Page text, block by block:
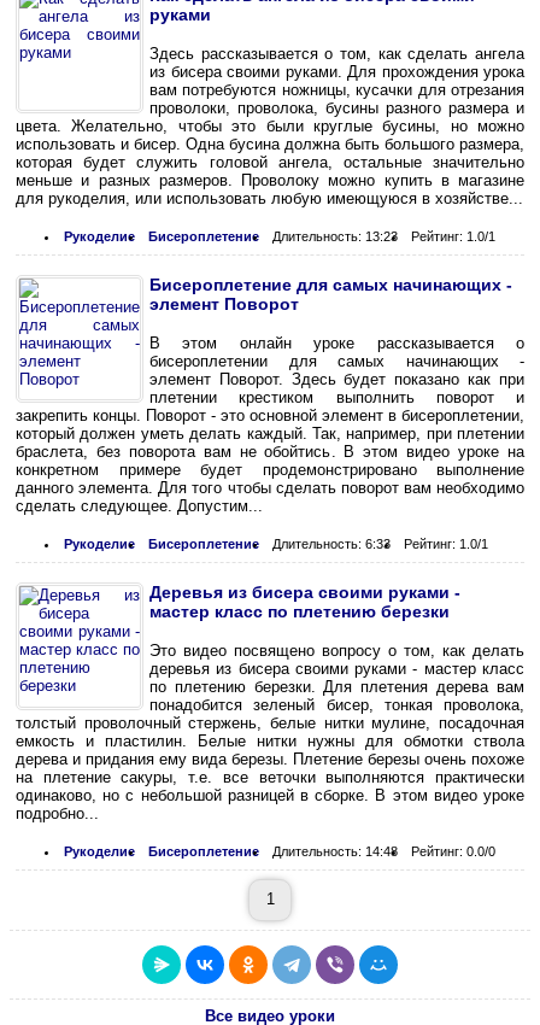
руками
Здесь рассказывается о том, как сделать ангела
из бисера своими руками. Для прохождения урока
вам потребуются ножницы, кусачки для отрезания
проволоки, проволока, бусины разного размера и
цвета. Желательно, чтобы это были круглые бусины, но можно
использовать и бисер. Одна бусина должна быть большого размера,
которая будет служить головой ангела, остальные значительно
меньше и разных размеров. Проволоку можно купить в магазине
для рукоделия, или использовать любую имеющуюся в хозяйстве...
Рукоделие Бисероплетение Длительность: 13:23 Рейтинг: 1.0/1
Бисероплетение для самых начинающих -
элемент Поворот
В этом онлайн уроке рассказывается о
бисероплетении для самых начинающих -
элемент Поворот. Здесь будет показано как при
плетении крестиком выполнить поворот и
закрепить концы. Поворот - это основной элемент в бисероплетении,
который должен уметь делать каждый. Так, например, при плетении
браслета, без поворота вам не обойтись. В этом видео уроке на
конкретном примере будет продемонстрировано выполнение
данного элемента. Для того чтобы сделать поворот вам необходимо
сделать следующее. Допустим...
Рукоделие Бисероплетение Длительность: 6:33 Рейтинг: 1.0/1
Деревья из бисера своими руками -
мастер класс по плетению березки
Это видео посвящено вопросу о том, как делать
деревья из бисера своими руками - мастер класс
по плетению березки. Для плетения дерева вам
понадобится зеленый бисер, тонкая проволока,
толстый проволочный стержень, белые нитки мулине, посадочная
емкость и пластилин. Белые нитки нужны для обмотки ствола
дерева и придания ему вида березы. Плетение березы очень похоже
на плетение сакуры, т.е. все веточки выполняются практически
одинаково, но с небольшой разницей в сборке. В этом видео уроке
подробно...
Рукоделие Бисероплетение Длительность: 14:48 Рейтинг: 0.0/0
1
Все видео уроки